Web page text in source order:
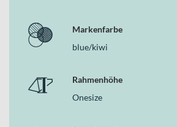
Markenfarbe
blue/kiwi
Rahmenhöhe
Onesize